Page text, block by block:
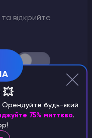
та відкрийте
💥
Орендуйте будь-який
75% миттєво.